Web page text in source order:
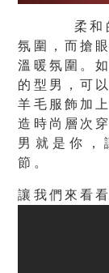
柔和的室
氛圍，而搶
溫暖氛圍。
的型男，可
羊毛服飾加
造時尚層次
男就是你，
節。
讓我們來看